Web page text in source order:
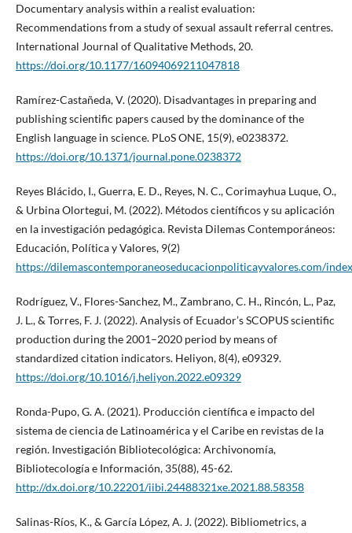
Documentary analysis within a realist evaluation:
Recommendations from a study of sexual assault referral centres.
International Journal of Qualitative Methods, 20.
https://doi.org/10.1177/16094069211047818
Ramírez-Castañeda, V. (2020). Disadvantages in preparing and
publishing scientific papers caused by the dominance of the
English language in science. PLoS ONE, 15(9), e0238372.
https://doi.org/10.1371/journal.pone.0238372
Reyes Blácido, I., Guerra, E. D., Reyes, N. C., Corimayhua Luque, O.,
& Urbina Olortegui, M. (2022). Métodos científicos y su aplicación
en la investigación pedagógica. Revista Dilemas Contemporáneos:
Educación, Política y Valores, 9(2)
https://dilemascontemporaneoseducacionpoliticayvalores.com/
Rodríguez, V., Flores-Sanchez, M., Zambrano, C. H., Rincón, L., Paz,
J. L., & Torres, F. J. (2022). Analysis of Ecuador’s SCOPUS scientific
production during the 2001–2020 period by means of
standardized citation indicators. Heliyon, 8(4), e09329.
https://doi.org/10.1016/j.heliyon.2022.e09329
Ronda-Pupo, G. A. (2021). Producción científica e impacto del
sistema de ciencia de Latinoamérica y el Caribe en revistas de la
región. Investigación Bibliotecológica: Archivonomía,
Bibliotecología e Información, 35(88), 45-62.
http://dx.doi.org/10.22201/iibi.24488321xe.2021.88.58358
Salinas-Ríos, K., & García López, A. J. (2022). Bibliometrics, a